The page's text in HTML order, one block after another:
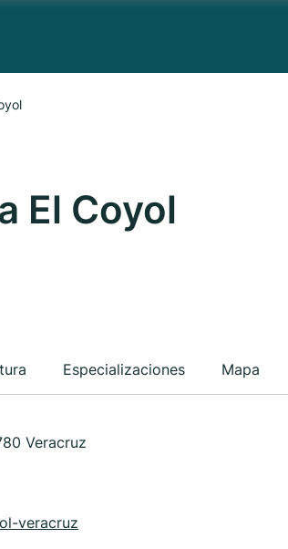
El Coyol
Especializaciones Mapa
Veracruz
veracruz